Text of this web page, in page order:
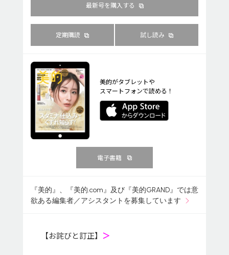
最新号を購入する
定期購読 試し読み
美的がタブレットや
スマートフォンで読める！
電子書籍
『美的』、『美的.com』及び『美的GRAND』では意
欲ある編集者／アシスタントを募集しています
【お詫びと訂正】 ＞